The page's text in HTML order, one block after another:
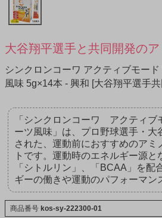
大谷翔平選手と共同開発の
シンクロンコーワ アクティブモー
風味 5g×14本 - 興和 [大谷翔平選手
「シンクロンコーワ アクティ
ーツ風味」は、プロ野球選手・大
された、運動前におすすめのアミ
トです。運動時のエネルギー源と
「シトルリン」、「BCAA」を配
ギーの働きや運動のパフォーマン
商品番号 kos-sy-222300-01